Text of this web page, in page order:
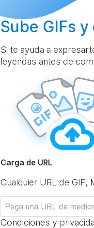
Sube GIFs
Si te ayuda a
leyendas antes de
Carga de URL
Cualquier URL de GIF,
Condiciones y